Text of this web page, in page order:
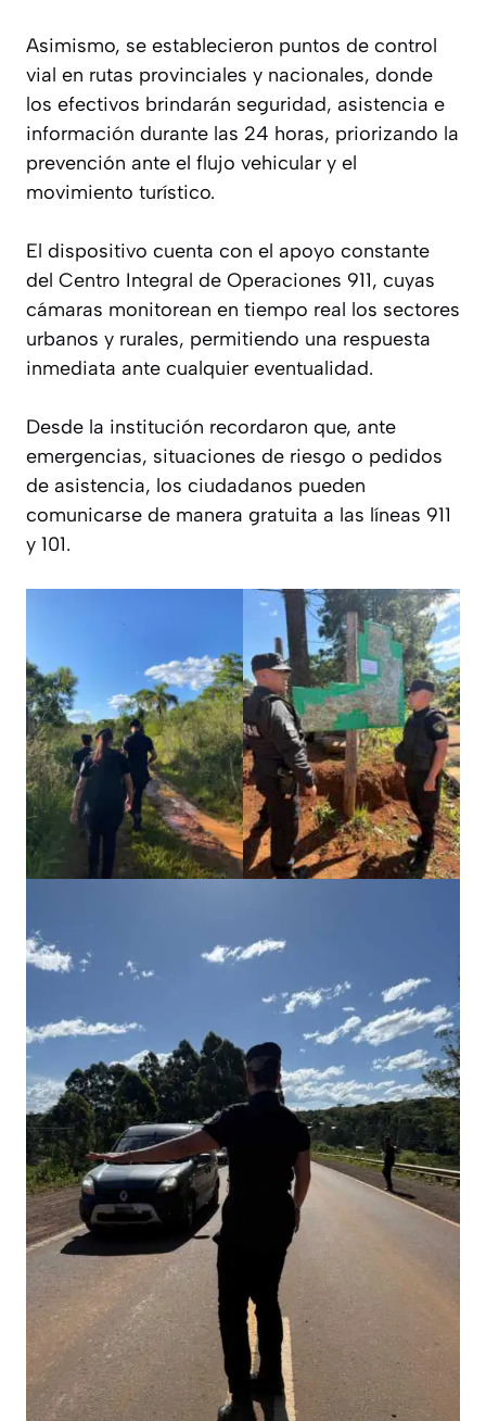
Asimismo, se establecieron puntos de control
vial en rutas provinciales y nacionales, donde
los efectivos brindarán seguridad, asistencia e
información durante las 24 horas, priorizando la
prevención ante el flujo vehicular y el
movimiento turístico.
El dispositivo cuenta con el apoyo constante
del Centro Integral de Operaciones 911, cuyas
cámaras monitorean en tiempo real los sectores
urbanos y rurales, permitiendo una respuesta
inmediata ante cualquier eventualidad.
Desde la institución recordaron que, ante
emergencias, situaciones de riesgo o pedidos
de asistencia, los ciudadanos pueden
comunicarse de manera gratuita a las líneas 911
y 101.